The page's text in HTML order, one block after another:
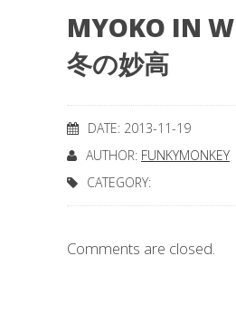
MYOKO IN
冬の妙高
DATE: 2013-11-19
AUTHOR: FUNKYMONKEY
CATEGORY:
Comments are closed.